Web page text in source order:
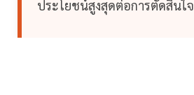
ประโยชน์สูงสุดต่อการตัดสินใจ